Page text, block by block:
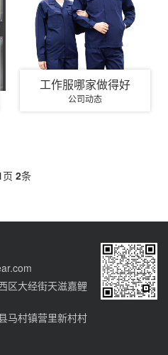
工作服哪家做得好
公司动态
页 2条
区大经街天滋嘉鲤
马村镇营里新村村